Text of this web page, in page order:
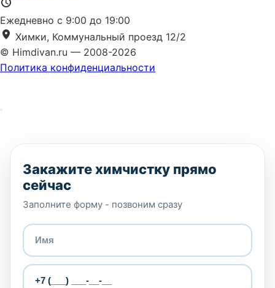
Ежедневно с 9:00 до 19:00
Химки, Коммунальный проезд 12/2
© Himdivan.ru — 2008-2026
Политика конфиденциальности
Закажите химчистку прямо
сейчас
Заполните форму - позвоним сразу